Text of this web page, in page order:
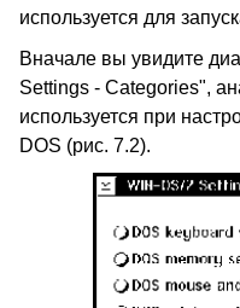
используется для
Вначале вы увидите
Settings - Categories",
используется при
DOS (рис. 7.2).